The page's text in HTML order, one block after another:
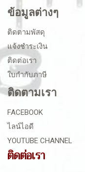
ข้อมูลต่างๆ
ติดตามพัสดุ
แจ้งชำระเงิน
ติดต่อเรา
ใบกำกับภาษี
ติดตามเรา
FACEBOOK
ไลน์ไอดี
YOUTUBE CHANNEL
ติดต่อเรา